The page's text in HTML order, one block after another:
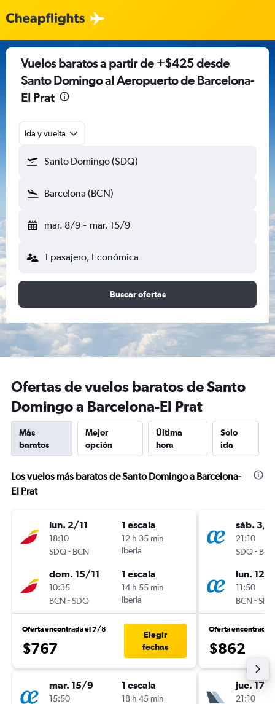
Vuelos baratos a partir de +$425 desde
Santo Domingo al Aeropuerto de Barcelona-
El Prat
Ida y vuelta
Santo Domingo (SDQ)
Barcelona (BCN)
mar. 8/9 - mar. 15/9
1 pasajero, Económica
Buscar ofertas
Ofertas de vuelos baratos de Santo
Domingo a Barcelona-El Prat
Más
baratos
Mejor
opción
Última
hora
Solo
ida
Los vuelos más baratos de Santo Domingo a Barcelona-
El Prat
lun. 2/11
18:10
SDQ- BCN
1 escala
12 h 35 min
Iberia
dom. 15/11
10:35
BCN-SDQ
1 escala
14 h 55 min
Iberia
Oferta encontrada el 7/8
$767
Elegir
fechas
mar. 15/9
15:50
1 escala
18 h 45 min
sáb. 3/
21:10
SDQ- BCN
lun. 12/
11:50
BCN-SDQ
Oferta encontrada
$862
jue. 17/
21:10